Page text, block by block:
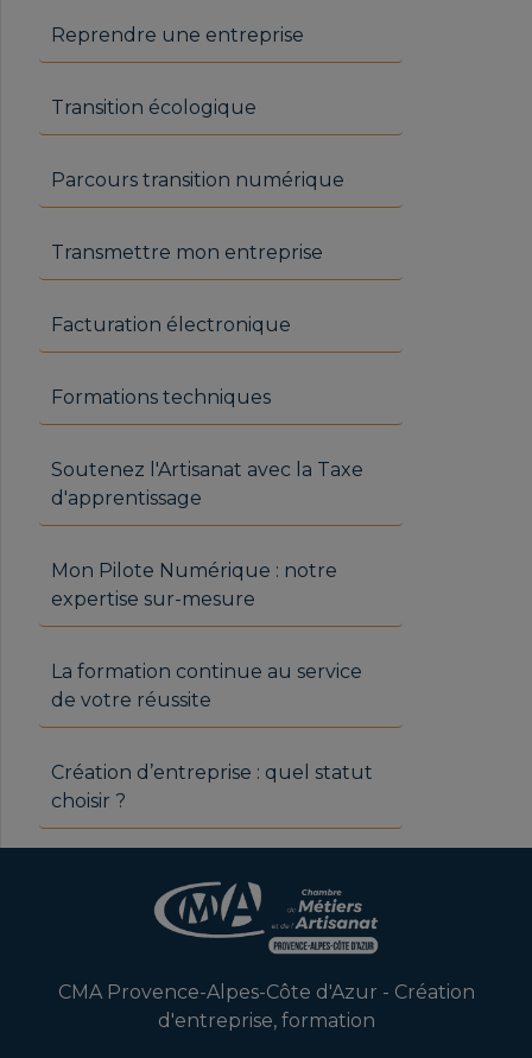
Reprendre une entreprise
Transition écologique
Parcours transition numérique
Transmettre mon entreprise
Facturation électronique
Formations techniques
Soutenez l'Artisanat avec la Taxe
d'apprentissage
Mon Pilote Numérique : notre
expertise sur-mesure
La formation continue au service
de votre réussite
Création d’entreprise : quel statut
choisir ?
CMA Provence-Alpes-Côte d'Azur - Création
d'entreprise, formation